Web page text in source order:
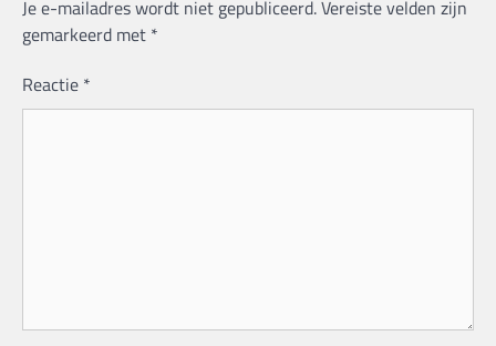
Je e-mailadres wordt niet gepubliceerd.Vereiste velden zijn
gemarkeerd met *
Reactie *